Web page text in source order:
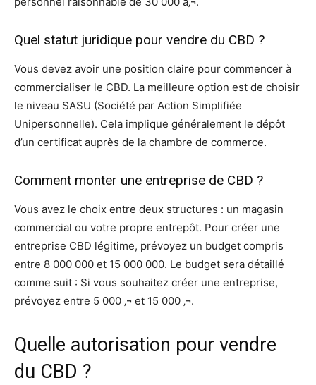
Quel statut juridique pour vendre du CBD ?
Vous devez avoir une position claire pour commencer à
commercialiser le CBD. La meilleure option est de choisir
le niveau SASU (Société par Action Simplifiée
Unipersonnelle). Cela implique généralement le dépôt
d’un certificat auprès de la chambre de commerce.
Comment monter une entreprise de CBD ?
Vous avez le choix entre deux structures : un magasin
commercial ou votre propre entrepôt. Pour créer une
entreprise CBD légitime, prévoyez un budget compris
entre 8 000 000 et 15 000 000. Le budget sera détaillé
comme suit : Si vous souhaitez créer une entreprise,
prévoyez entre 5 000 ‚¬ et 15 000 ‚¬.
Quelle autorisation pour vendre
du CBD ?